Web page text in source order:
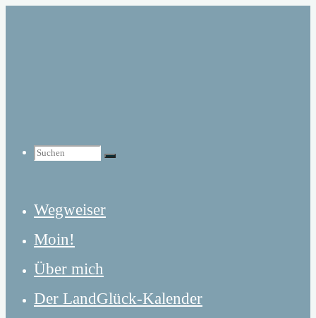
Suchen
Suchen
nach:
Suchen
Wegweiser
Moin!
Über mich
Der LandGlück-Kalender